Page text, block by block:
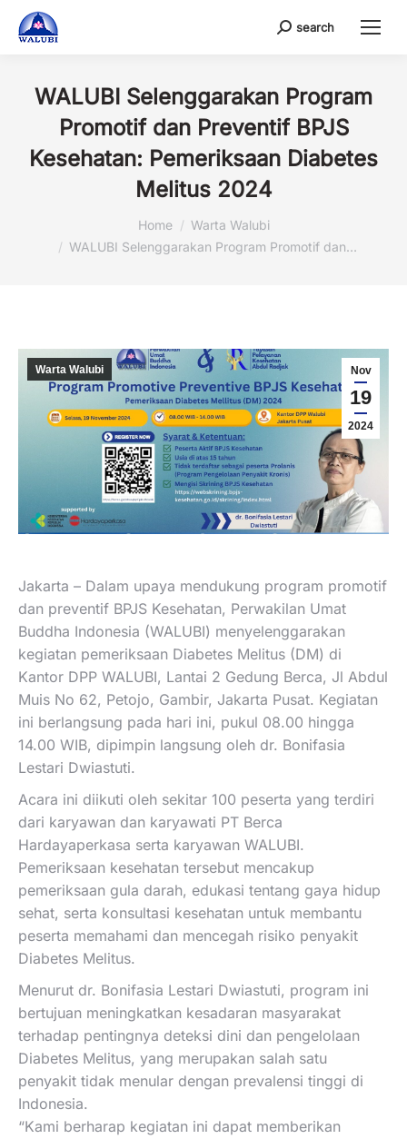
Search:
search
WALUBI Selenggarakan Program
Promotif dan Preventif BPJS
Kesehatan: Pemeriksaan Diabetes
Melitus 2024
Home
Warta Walubi
WALUBI Selenggarakan Program Promotif dan…
Nov
19
2024
Warta Walubi
Jakarta – Dalam upaya mendukung program promotif
dan preventif BPJS Kesehatan, Perwakilan Umat
Buddha Indonesia (WALUBI) menyelenggarakan
kegiatan pemeriksaan Diabetes Melitus (DM) di
Kantor DPP WALUBI, Lantai 2 Gedung Berca, Jl Abdul
Muis No 62, Petojo, Gambir, Jakarta Pusat. Kegiatan
ini berlangsung pada hari ini, pukul 08.00 hingga
14.00 WIB, dipimpin langsung oleh dr. Bonifasia
Lestari Dwiastuti.
Acara ini diikuti oleh sekitar 100 peserta yang terdiri
dari karyawan dan karyawati PT Berca
Hardayaperkasa serta karyawan WALUBI.
Pemeriksaan kesehatan tersebut mencakup
pemeriksaan gula darah, edukasi tentang gaya hidup
sehat, serta konsultasi kesehatan untuk membantu
peserta memahami dan mencegah risiko penyakit
Diabetes Melitus.
Menurut dr. Bonifasia Lestari Dwiastuti, program ini
bertujuan meningkatkan kesadaran masyarakat
terhadap pentingnya deteksi dini dan pengelolaan
Diabetes Melitus, yang merupakan salah satu
penyakit tidak menular dengan prevalensi tinggi di
Indonesia.
“Kami berharap kegiatan ini dapat memberikan